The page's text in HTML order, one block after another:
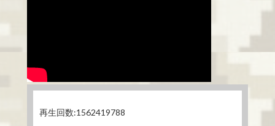
再生回数:1562419788